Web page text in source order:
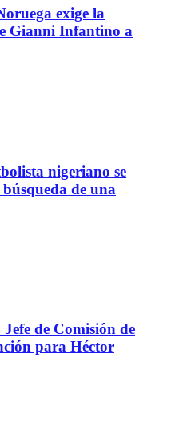
exige la
Gianni Infantino a
nigeriano se
de una
de Comisión de
para Héctor